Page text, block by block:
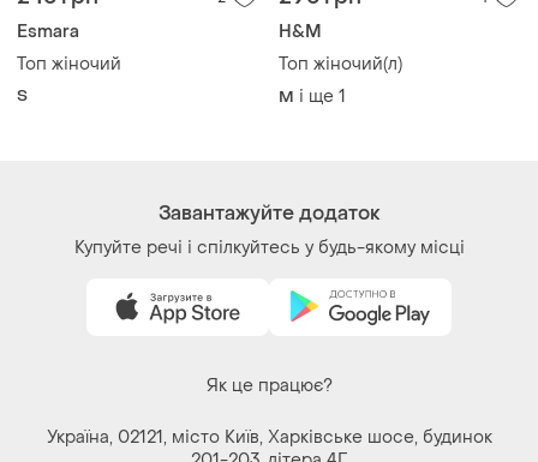
Esmara
Топ жіночий
S
H&M
Топ жіночий(л)
M і ще 1
Завантажуйте додаток
Купуйте речі і спілкуйтесь у будь-якому місці
Як це працює?
Україна, 02121, місто Київ, Харківське шосе, будинок